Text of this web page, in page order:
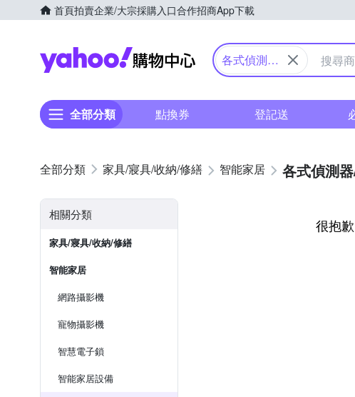
首頁拍賣企業/大宗採購入口合作招商App下載
Yahoo購物中心
各式偵測器/
全部分類 點換券 登記送
家具/寢具/收納/修繕 智能家居 各式偵測
相關分類
家具/寢具/收納/修繕
智能家居
網路攝影機
寵物攝影機
智慧電子鎖
智能家居設備
很抱